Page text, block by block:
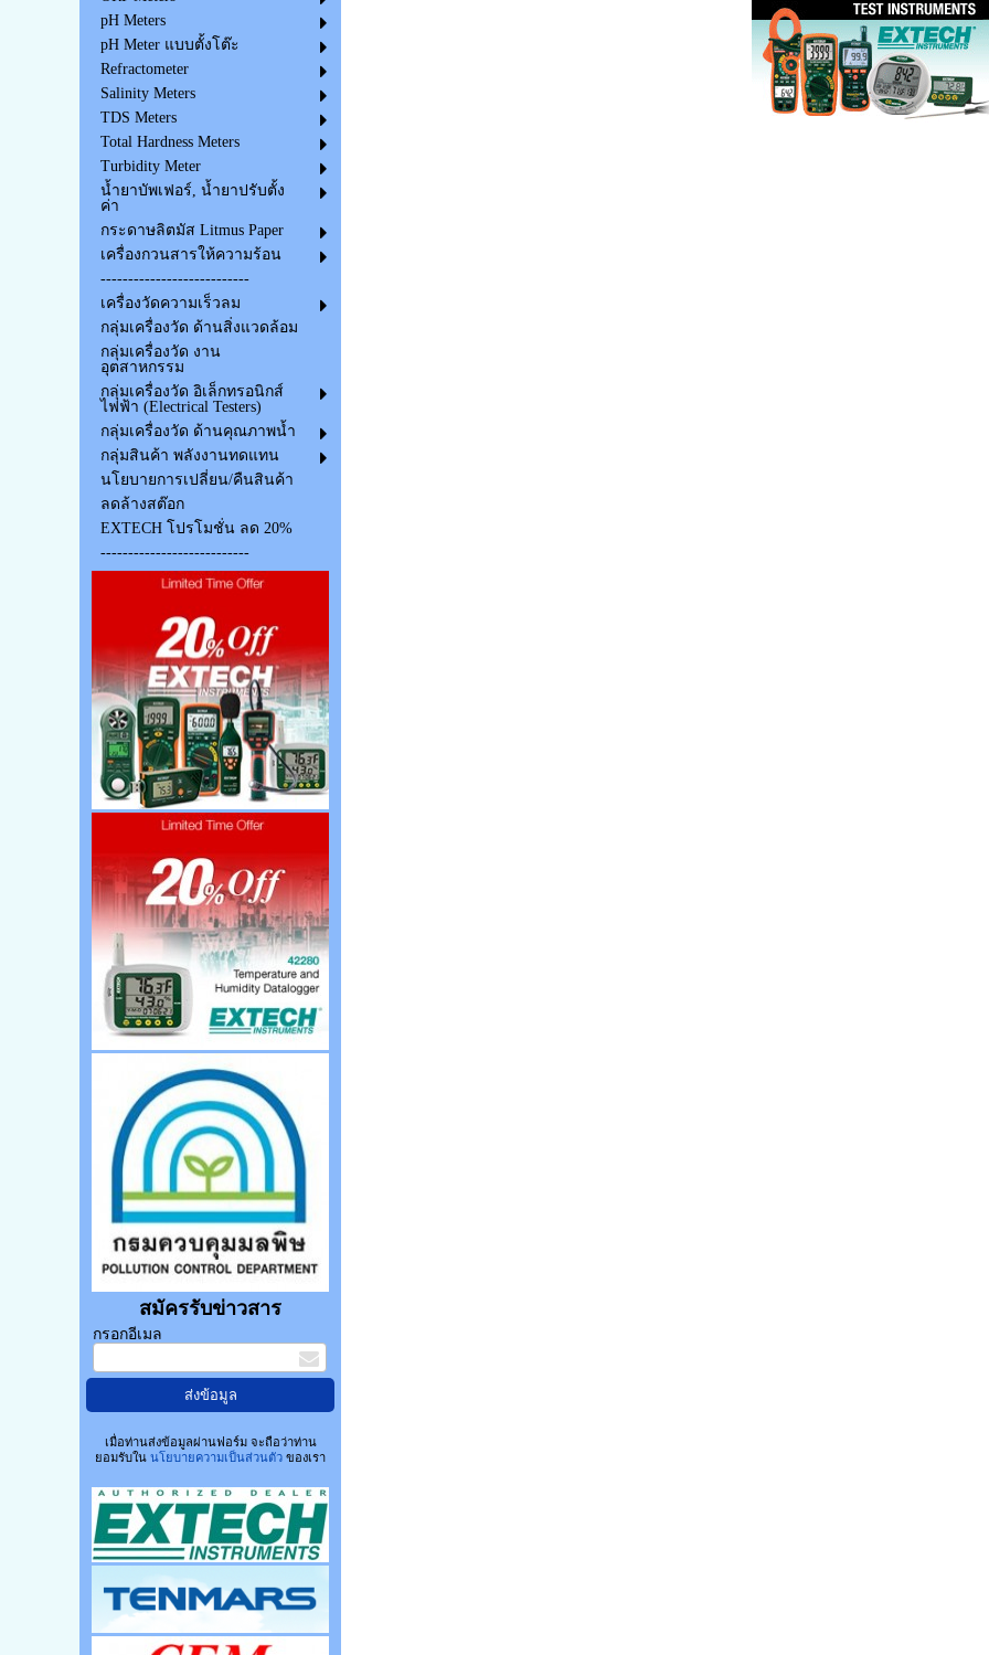
pH Meters
pH Meter แบบตั้งโต๊ะ
Refractometer
Salinity Meters
TDS Meters
Total Hardness Meters
Turbidity Meter
น้ำยาบัพเฟอร์, น้ำยาปรับตั้ง
ค่า
กระดาษลิตมัส Litmus Paper
เครื่องกวนสารให้ความร้อน
---------------------------
เครื่องวัดความเร็วลม
กลุ่มเครื่องวัด ด้านสิ่งแวดล้อม
กลุ่มเครื่องวัด งาน
อุตสาหกรรม
กลุ่มเครื่องวัด อิเล็กทรอนิกส์
ไฟฟ้า (Electrical Testers)
กลุ่มเครื่องวัด ด้านคุณภาพน้ำ
กลุ่มสินค้า พลังงานทดแทน
นโยบายการเปลี่ยน/คืนสินค้า
ลดล้างสต๊อก
EXTECH โปรโมชั่น ลด 20%
---------------------------
สมัครรับข่าวสาร
กรอกอีเมล
เมื่อท่านส่งข้อมูลผ่านฟอร์ม จะถือว่าท่าน
ยอมรับใน นโยบายความเป็นส่วนตัวของเรา